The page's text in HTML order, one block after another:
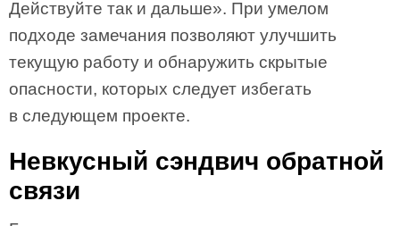
Действуйте так и дальше». При умелом
подходе замечания позволяют улучшить
текущую работу и обнаружить скрытые
опасности, которых следует избегать
в следующем проекте.
Невкусный сэндвич обратной
связи